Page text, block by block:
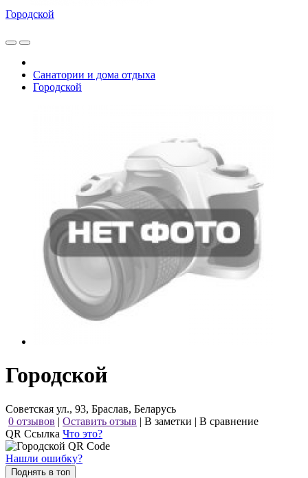
Городской
Санатории и дома отдыха
Городской
Городской
Советская ул., 93, Браслав, Беларусь
0 отзывов | Оставить отзыв | В заметки | В сравнение
QR Ссылка Что это?
Нашли ошибку?
Поднять в топ